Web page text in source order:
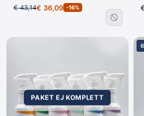
€ 43,14€ 36,09 -16%
PAKET EJ KOMPLETT